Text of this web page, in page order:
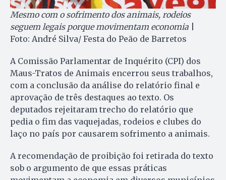
Mesmo com o sofrimento dos animais, rodeios
seguem legais porque movimentam economia
Foto: André Silva/ Festa do Peão de Barretos
A Comissão Parlamentar de Inquérito (CPI) dos
Maus-Tratos de Animais encerrou seus trabalhos,
com a conclusão da análise do relatório final e
aprovação de três destaques ao texto. Os
deputados rejeitaram trecho do relatório que
pedia o fim das vaquejadas, rodeios e clubes do
laço no país por causarem sofrimento a animais.
A recomendação de proibição foi retirada do texto
sob o argumento de que essas práticas